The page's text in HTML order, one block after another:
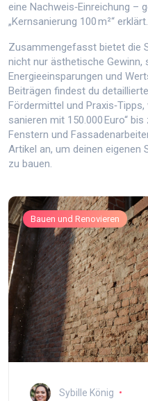
eine Nachweis‑Einreichung –
„Kernsanierung 100 m²“ erklärt.
Zusammengefasst bietet die
nicht nur ästhetische Gewinn,
Energieeinsparungen und
Beiträgen findest du
Fördermittel und
sanieren mit 150.000 Euro“
Fenstern und
Artikel an, um deinen
zu bauen.
Bauen und Renovieren
Sybille König